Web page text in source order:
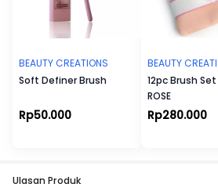
BEAUTY CREATIONS
Soft Definer Brush
Rp50.000
BEAUTY
12pc Brush Set
ROSE
Rp280.000
Ulasan Produk